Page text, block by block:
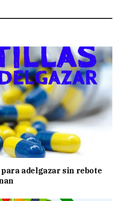
adelgazar sin rebote